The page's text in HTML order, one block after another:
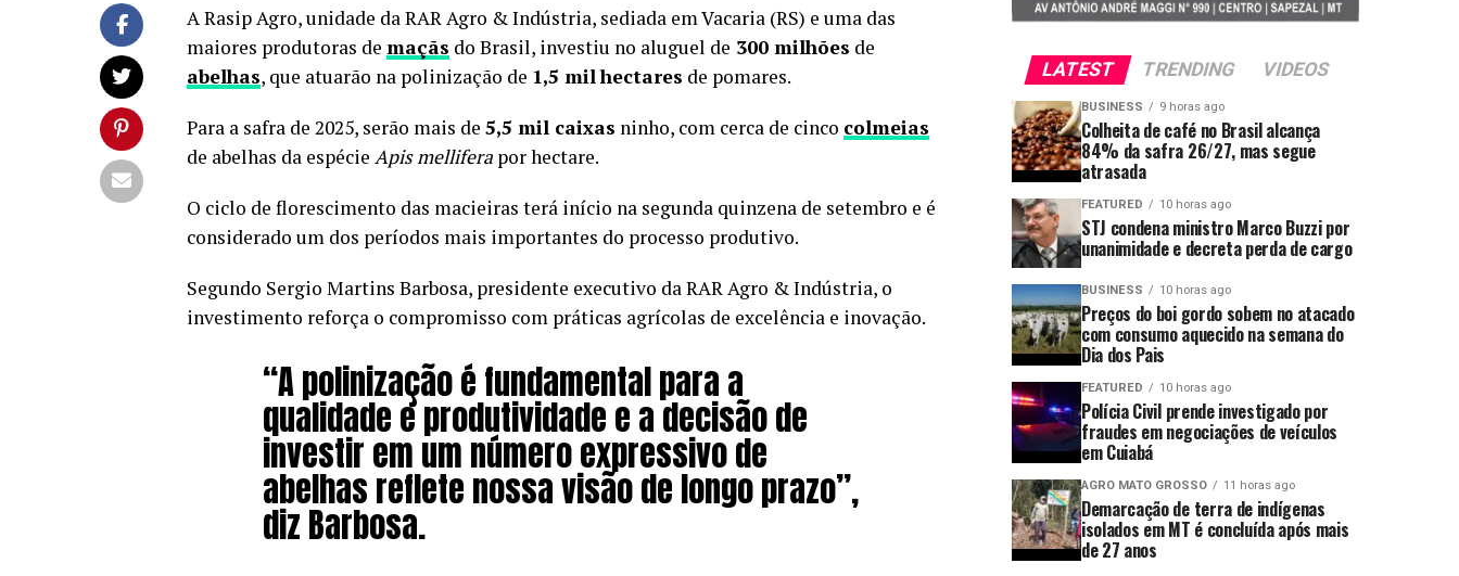
A Rasip Agro, unidade da RAR Agro & Indústria, sediada em Vacaria (RS) e uma das
maiores produtoras de maçãs do Brasil, investiu no aluguel de 300 milhões de
abelhas, que atuarão na polinização de 1,5 milhectares de pomares.
Para a safra de 2025, serão mais de 5,5 mil caixas ninho, com cerca de cinco colmeias
de abelhas da espécie Apis mellifera por hectare.
O ciclo de florescimento das macieiras terá início na segunda quinzena de setembro e é
considerado um dos períodos mais importantes do processo produtivo.
Segundo Sergio Martins Barbosa, presidente executivo da RAR Agro & Indústria, o
investimento reforça o compromisso com práticas agrícolas de excelência e inovação.
“Apolinização é fundamental para a
qualidade e produtividade e a decisão de
investir em um número expressivo de
abelhas reflete nossa visão de longo prazo”,
diz Barbosa.
LATEST TRENDING VIDEOS
BUSINESS 9 horas ago
Colheita de café no Brasil alcança
84% da safra 26/27, mas segue
atrasada
FEATURED 10 horas ago
STJ condena ministro Marco Buzzi por
unanimidade e decreta perda de cargo
BUSINESS 10 horas ago
Preços do boi gordo sobem no atacado
com consumo aquecido na semana do
Dia dos Pais
FEATURED 10 horas ago
Polícia Civil prende investigado por
fraudes em negociações de veículos
em Cuiabá
AGRO MATO GROSSO 11 horas ago
Demarcação de terra de indígenas
isolados em MT é concluída após mais
de 27 anos